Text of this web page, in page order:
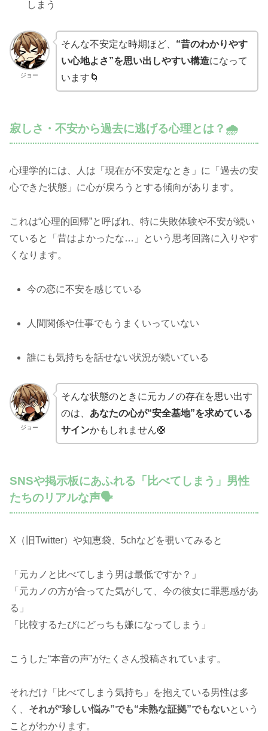
しまう
ジョー
そんな不安定な時期ほど、 “昔のわかりやす
い心地よさ”を思い出しやすい構造になって
います🌀
寂しさ・不安から過去に逃げる心理とは？🌧️
心理学的には、人は「現在が不安定なとき」に「過去の安
心できた状態」に心が戻ろうとする傾向があります。
これは“心理的回帰”と呼ばれ、特に失敗体験や不安が続い
ていると「昔はよかったな…」という思考回路に入りやす
くなります。
今の恋に不安を感じている
人間関係や仕事でもうまくいっていない
誰にも気持ちを話せない状況が続いている
ジョー
そんな状態のときに元カノの存在を思い出す
のは、 あなたの心が“安全基地”を求めている
サインかもしれません🛟
SNSや掲示板にあふれる「比べてしまう」男性
たちのリアルな声🗣️
X（旧Twitter）や知恵袋、5chなどを覗いてみると
「元カノと比べてしまう男は最低ですか？」
「元カノの方が合ってた気がして、今の彼女に罪悪感があ
る」
「比較するたびにどっちも嫌になってしまう」
こうした“本音の声”がたくさん投稿されています。
それだけ「比べてしまう気持ち」を抱えている男性は多
く、 それが“珍しい悩み”でも“未熟な証拠”でもないという
ことがわかります。